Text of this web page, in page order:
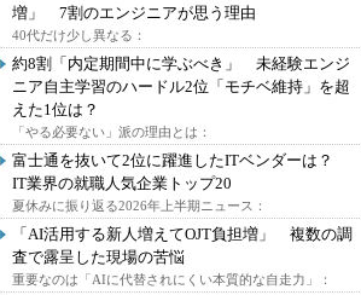
増」 7割のエンジニアが思う理由
40代だけ少し異なる：
約8割「内定期間中に学ぶべき」 未経験エンジ
ニア自主学習のハードル2位「モチベ維持」を超
えた1位は？
「やる必要ない」派の理由とは：
富士通を抜いて2位に躍進したITベンダーは？
IT業界の就職人気企業トップ20
夏休みに振り返る2026年上半期ニュース：
「AI活用する新人増えてOJT負担増」 複数の調
査で露呈した現場の苦悩
重要なのは「AIに代替されにくい本質的な自走力」：